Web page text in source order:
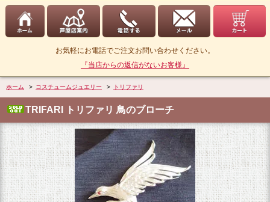
お気軽にお電話でご注文お問い合わせください。
『当店からの返信がないお客様』
ホーム > コスチュームジュエリー > トリファリ
TRIFARI トリファリ 鳥のブローチ